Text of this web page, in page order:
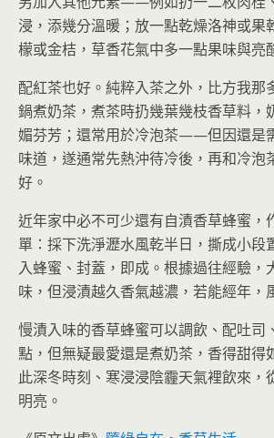
浸，添幾分溫暖；放一點乾燥洛神或果
檬或金桔，草香花氣中多一點果味與亮
配紅茶也好。純粹入茶之外，比方我那
鍋煮奶茶，煮茶時扔幾葉幾枝香草料，
媚芬芳；還常用於冷泡茶——但因還是
味道，遂通常先熱沖待冷後，再和冷泡
好。
近年家中必不可少還有自漬香草蜂蜜，
單：採下洗淨瀝水風乾半日，撕成小段
入蜂蜜、封蓋，即成。根據過往經驗，
味，但浸漬越久香氣越濃，若能經年，
慢漬入味的香草蜂蜜可以調飲、配吐司
點，但無疑最愛還是煮奶茶，香得甜得
此深冬時刻、寒浸浸陰霾天氣裡飲來，
明亮。